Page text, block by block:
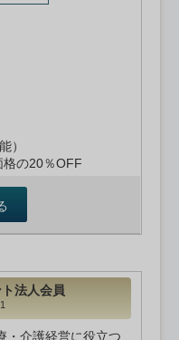
）
格の20％OFF
法人会員
・介護経営に役立つ